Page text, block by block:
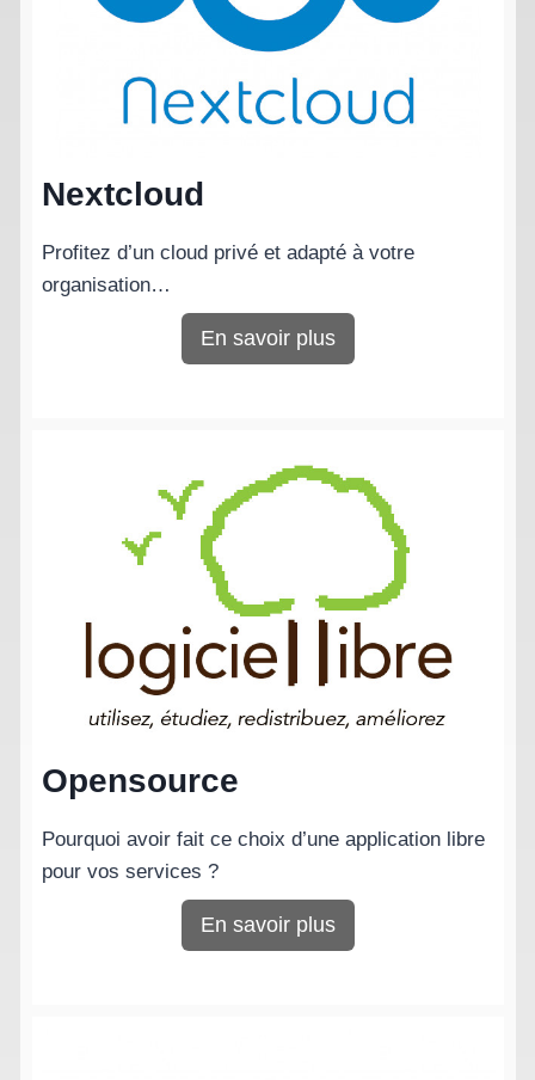
Nextcloud
Profitez d’un cloud privé et adapté à votre
organisation…
En savoir plus
Opensource
Pourquoi avoir fait ce choix d’une application libre
pour vos services ?
En savoir plus